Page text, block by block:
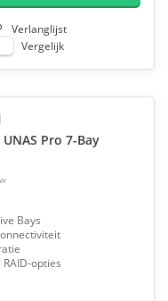
Verlanglijst
Vergelijk
Pro 7-Bay
Bays
opties